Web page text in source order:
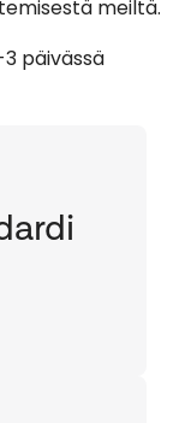
meiltä.
päivässä